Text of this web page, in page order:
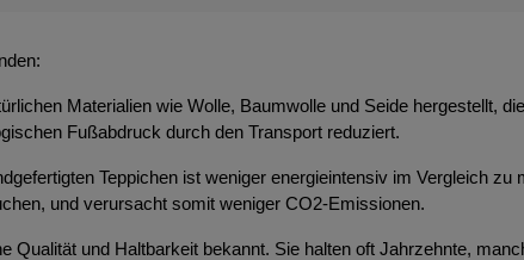
Materialien wie Wolle, Baumwolle und Seide hergestellt,
Fußabdruck durch den Transport reduziert.
Teppichen ist weniger energieintensiv im Vergleich
und verursacht somit weniger CO2-Emissionen.
Qualität und Haltbarkeit bekannt. Sie halten oft Jahrzehnte,